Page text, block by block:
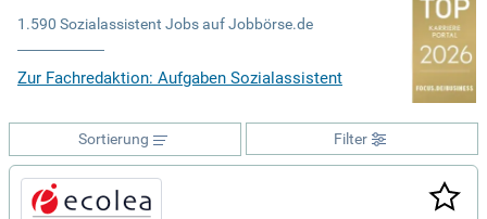
1.590 Sozialassistent Jobs auf Jobbörse.de
Zur Fachredaktion: Aufgaben Sozialassistent
Filter
Sortierung